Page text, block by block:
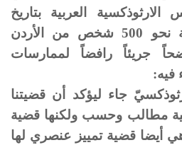
العربية بتاريخ
16/4/2010 م بمشاركة نحو 500 شخص من الأردن
جريئاً رافضاً لممارسات
فيه:
جاء ليؤكد أن قضيتنا
مطالب وحسب ولكنها قضية
أيضا قضية تمييز عنصري لها